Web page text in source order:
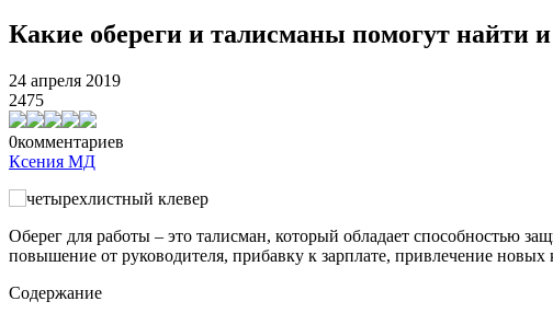
Какие обереги и талисманы помогут найти и
24 апреля 2019
2475
0комментариев
Ксения МД
Оберег для работы – это талисман, который обладает способностью
повышение от руководителя, прибавку к зарплате, привлечение
Содержание